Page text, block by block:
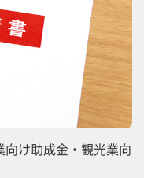
け助成金・観光業向